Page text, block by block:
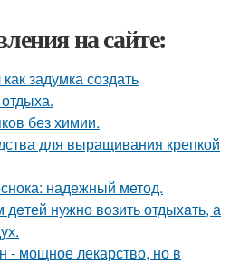
на сайте:
задумка создать
без химии.
для выращивания крепкой
надежный метод.
нужно вoзить отдыxaть, а
- мощное лекарство, но в